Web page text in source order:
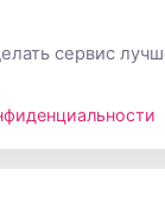
сервис